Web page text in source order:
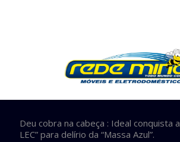
Deu cobra na cabeça : Ideal conquista
LEC” para delírio da “Massa Azul”.